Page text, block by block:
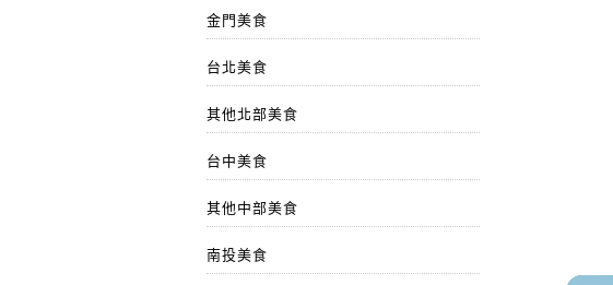
金門美食
台北美食
其他北部美食
台中美食
其他中部美食
南投美食